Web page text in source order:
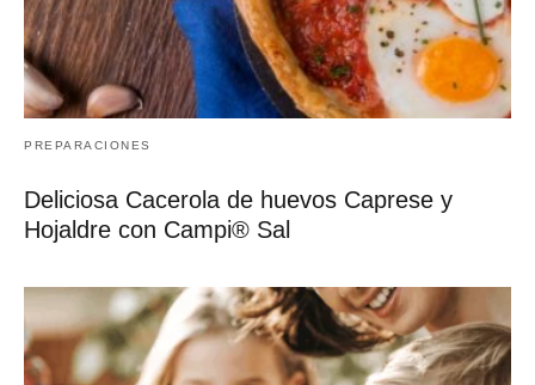
PREPARACIONES
Deliciosa Cacerola de huevos Caprese y
Hojaldre con Campi® Sal